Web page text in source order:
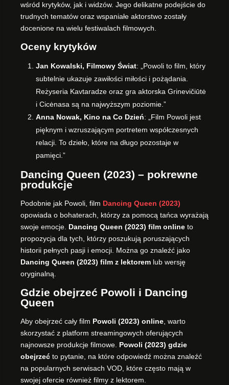
wśród krytyków, jak i widzów. Jego delikatne podejście do
trudnych tematów oraz wspaniałe aktorstwo zostały
docenione na wielu festiwalach filmowych.
Oceny krytyków
Jan Kowalski, Filmowy Świat: „Powoli to film, który
subtelnie ukazuje zawiłości miłości i pożądania.
Reżyseria Kavtaradze oraz gra aktorska Grinevičiūtė
i Cicėnasa są na najwyższym poziomie.”
Anna Nowak, Kino na Co Dzień: „Film Powoli jest
pięknym i wzruszającym portretem współczesnych
relacji. To dzieło, które na długo pozostaje w
pamięci.”
Dancing Queen (2023) – pokrewne
produkcje
Podobnie jak Powoli, film Dancing Queen (2023)
opowiada o bohaterach, którzy za pomocą tańca wyrażają
swoje emocje. Dancing Queen (2023) film online to
propozycja dla tych, którzy poszukują poruszających
historii pełnych pasji i emocji. Można go znaleźć jako
Dancing Queen (2023) film z lektorem lub wersję
oryginalną.
Gdzie obejrzeć Powoli i Dancing
Queen
Aby obejrzeć cały film Powoli (2023) online, warto
skorzystać z platform streamingowych oferujących
najnowsze produkcje filmowe. Powoli (2023) gdzie
obejrzeć to pytanie, na które odpowiedź można znaleźć
na popularnych serwisach VOD, które często mają w
swojej ofercie również filmy z lektorem.